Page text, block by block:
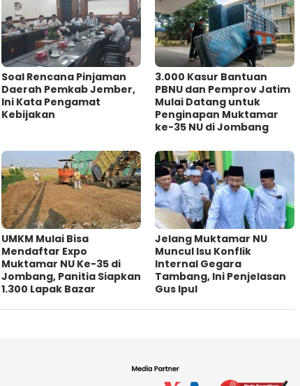
‎Soal Rencana Pinjaman
Daerah Pemkab Jember,
Ini Kata Pengamat
Kebijakan ‎
3.000 Kasur Bantuan
PBNU dan Pemprov Jatim
Mulai Datang untuk
Penginapan Muktamar
ke-35 NU di Jombang
UMKM Mulai Bisa
Mendaftar Expo
Muktamar NU Ke-35 di
Jombang, Panitia Siapkan
1.300 Lapak Bazar
Jelang Muktamar NU
Muncul Isu Konflik
Internal Gegara
Tambang, Ini Penjelasan
Gus Ipul